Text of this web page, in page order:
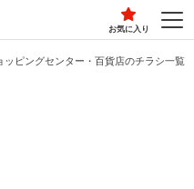
お気に入り
ッピングセンター・百貨店のチラシ一覧